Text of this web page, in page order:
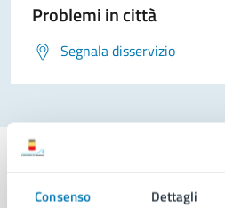
Consenso Dettagli
Problemi in città
Segnala disservizio